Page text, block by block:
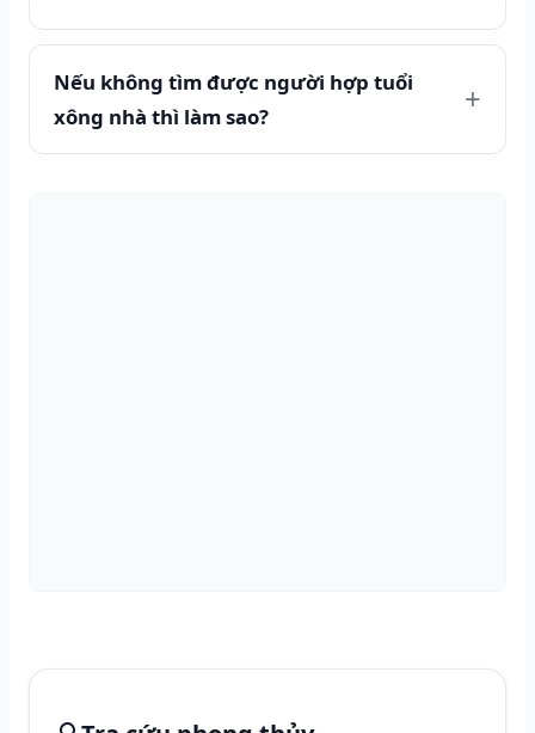
Nếu không tìm được người hợp tuổi
xông nhà thì làm sao?